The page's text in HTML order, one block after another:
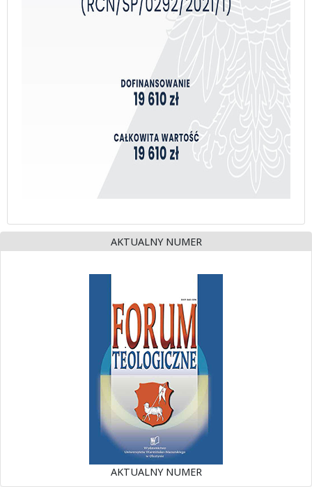
AKTUALNY NUMER
AKTUALNY NUMER